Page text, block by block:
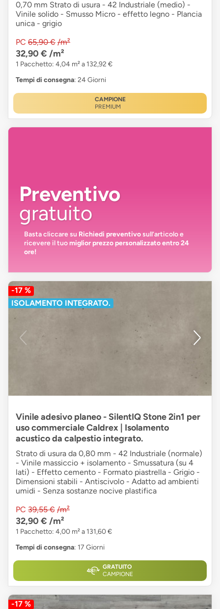
0,70 mm Strato di usura - 42 Industriale (medio) -
Vinile solido - Smusso Micro - effetto legno - Plancia
unica - grigio
PC 65,90 € /m²
32,90 € /m²
1 Pacchetto: 4,04 m² a 132,92 €
Tempi di consegna: 24 Giorni
CAMPIONE
PREMIUM
Preventivo
gratuito
Basta cliccare su Richiedi preventivosull’articolo e
ricevere il tuomiglior prezzo personalizzato entro 24
ore!
-17 %
ISOLAMENTO INTEGRATO.
Vinile adesivo planeo - SilentIQ Stone 2in1 per
uso commerciale Caldrex | Isolamento
acustico da calpestio integrato.
Strato di usura da 0,80 mm - 42 Industriale (normale)
- Vinile massiccio + isolamento - Smussatura (su 4
lati) - Effetto cemento - Formato piastrella - Grigio -
Dimensioni stabili - Antiscivolo - Adatto ad ambienti
umidi - Senza sostanze nocive plastifica
PC 39,55 € /m²
32,90 € /m²
1 Pacchetto: 4,00 m² a 131,60 €
Tempi di consegna: 17 Giorni
GRATUITO
CAMPIONE
-17 %